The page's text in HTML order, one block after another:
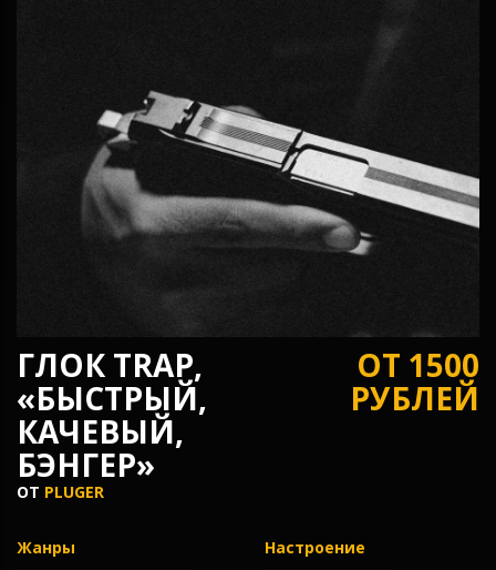
ГЛОК TRAP,
«БЫСТРЫЙ,
КАЧЕВЫЙ,
БЭНГЕР»
ОТ PLUGER
ОТ 1500
РУБЛЕЙ
Жанры
Настроение